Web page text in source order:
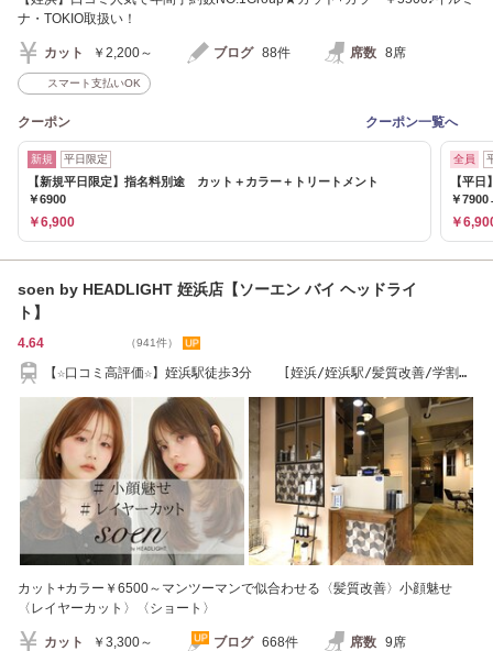
ナ・TOKIO取扱い！
カット ￥2,200～ ブログ 88件 席数 8席
スマート支払いOK
クーポン クーポン一覧へ
新規 平日限定
【新規平日限定】指名料別途 カット＋カラー＋トリートメント
￥6900
￥6,900
全員
【平
￥
￥
soen by HEADLIGHT 姪浜店【ソーエン バイ ヘッドライ
ト】
4.64 （941件）
【☆口コミ高評価☆】姪浜駅徒歩3分 [姪浜/姪浜駅/髪質改善/学割
カット+カラー￥6500～マンツーマンで似合わせる〈髪質改善〉小顔魅せ
〈レイヤーカット〉〈ショート〉
カット ￥3,300～ ブログ 668件 席数 9席